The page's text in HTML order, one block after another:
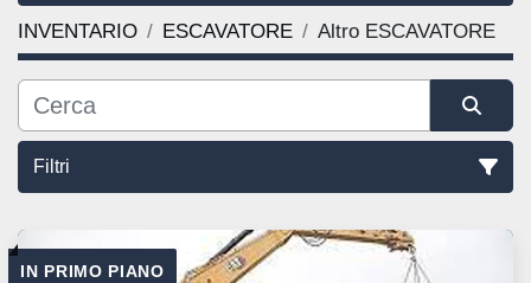
INVENTARIO ESCAVATORE Altro ESCAVATORE
Filtri
Ordina per
IN PRIMO PIANO